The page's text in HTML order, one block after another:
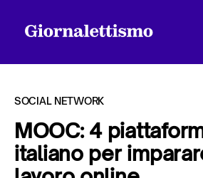
Tutti gli articoli
SOCIAL NETWORK
MOOC: 4
italiano per